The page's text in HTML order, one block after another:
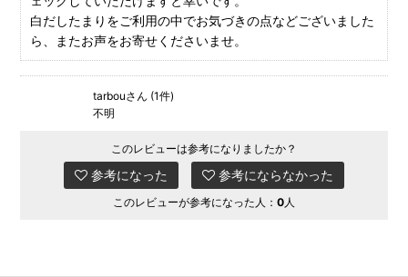
白だしたまりをご利用の中でお気づきの点などございました
ら、またお声をお寄せくださいませ。
tarbouさん (1件)
不明
このレビューは参考になりましたか？
参考になった 参考にならなかった
このレビューが参考になった人： 0人